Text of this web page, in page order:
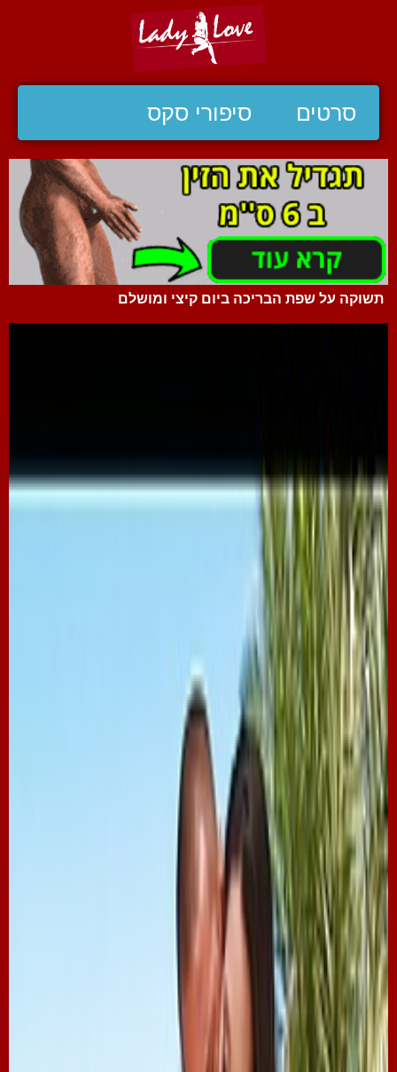
סרטים סיפורי סקס
תשוקה על שפת הבריכה ביום קיצי ומושלם